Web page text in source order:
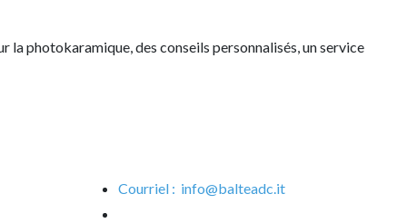
photokaramique, des conseils personnalisés, un service
Courriel : info@balteadc.it